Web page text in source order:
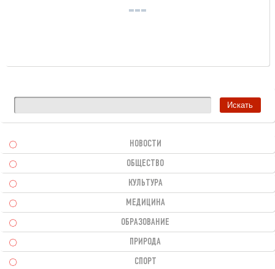
НОВОСТИ
ОБЩЕСТВО
КУЛЬТУРА
МЕДИЦИНА
ОБРАЗОВАНИЕ
ПРИРОДА
СПОРТ